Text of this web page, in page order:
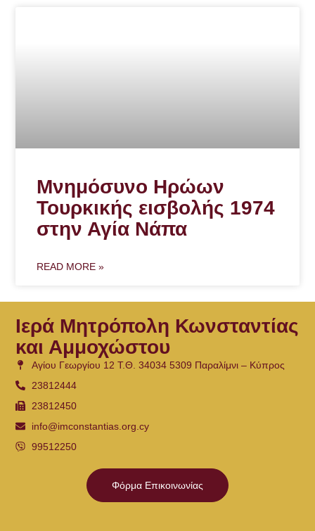
Μνημόσυνο Ηρώων
Τουρκικής εισβολής 1974
στην Αγία Νάπα
READ MORE »
Ιερά Μητρόπολη Κωνσταντίας
και Αμμοχώστου
Αγίου Γεωργίου 12 Τ.Θ. 34034 5309 Παραλίμνι – Κύπρος
23812444
23812450
info@imconstantias.org.cy
99512250
Φόρμα Επικοινωνίας